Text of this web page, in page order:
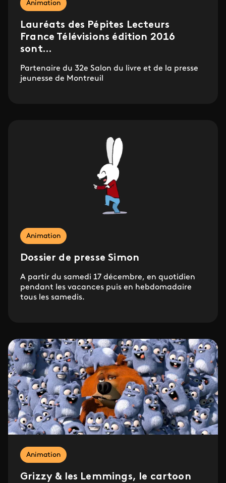
Animation
Lauréats des Pépites Lecteurs
France Télévisions édition 2016
sont...
Partenaire du 32e Salon du livre et de la presse
jeunesse de Montreuil
Animation
Dossier de presse Simon
A partir du samedi 17 décembre, en quotidien
pendant les vacances puis en hebdomadaire
tous les samedis.
Animation
Grizzy & les Lemmings, le cartoon